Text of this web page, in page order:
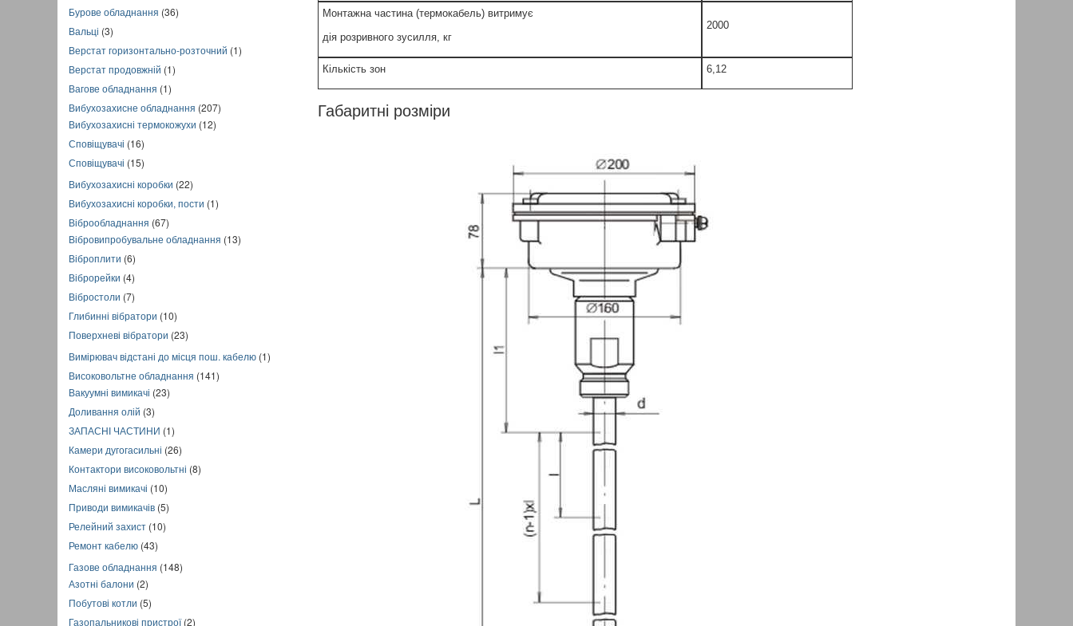
Бурове обладнання (36)
Вальці (3)
Верстат горизонтально-розточний (1)
Верстат продовжній (1)
Вагове обладнання (1)
Вибухозахисне обладнання (207)
Вибухозахисні термокожухи (12)
Сповіщувачі (16)
Сповіщувачі (15)
Вибухозахисні коробки (22)
Вибухозахисні коробки, пости (1)
Віброобладнання (67)
Вібровипробувальне обладнання (13)
Віброплити (6)
Віброрейки (4)
Вібростоли (7)
Глибинні вібратори (10)
Поверхневі вібратори (23)
Вимірювач відстані до місця пош. кабелю (1)
Високовольтне обладнання (141)
Вакуумні вимикачі (23)
Доливання олій (3)
ЗАПАСНІ ЧАСТИНИ (1)
Камери дугогасильні (26)
Контактори високовольтні (8)
Масляні вимикачі (10)
Приводи вимикачів (5)
Релейний захист (10)
Ремонт кабелю (43)
Газове обладнання (148)
Азотні балони (2)
Побутові котли (5)
Газопальникові пристрої(2)
Монтажна частина (термокабель) витримує
дія розривного зусилля, кг
2000
Кількість зон 6,12
Габаритні розміри